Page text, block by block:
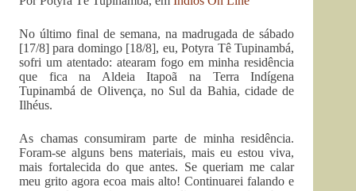
No último final de semana, na madrugada de sábado
[17/8] para domingo [18/8], eu, Potyra Tê Tupinambá,
sofri um atentado: atearam fogo em minha residência
que fica na Aldeia Itapoã na Terra Indígena
Tupinambá de Olivença, no Sul da Bahia, cidade de
Ilhéus.
As chamas consumiram parte de minha residência.
Foram-se alguns bens materiais, mais eu estou viva,
mais fortalecida do que antes. Se queriam me calar
meu grito agora ecoa mais alto! Continuarei falando e